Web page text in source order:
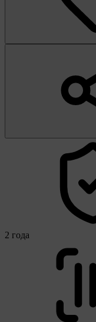
2 года